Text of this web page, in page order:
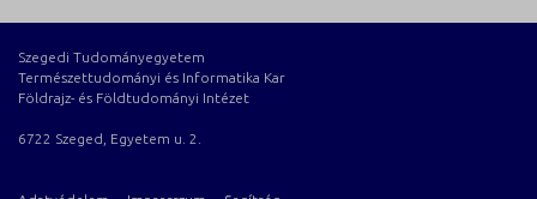
Szegedi Tudományegyetem
Természettudományi és Informatika Kar
Földrajz- és Földtudományi Intézet
6722 Szeged, Egyetem u. 2.